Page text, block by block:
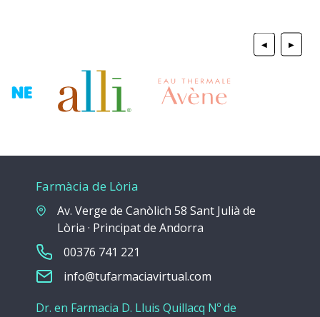
◀ ▶
Farmàcia de Lòria
Av. Verge de Canòlich 58 Sant Julià de
Lòria · Principat de Andorra
00376 741 221
info@tufarmaciavirtual.com
Dr. en Farmacia D. Lluis Quillacq Nº de